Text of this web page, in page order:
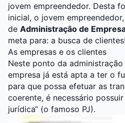
jovem empreendedor. Desta
inicial, o jovem
de Administração de
meta para: a busca de clientes!
As empresas e os clientes
Neste ponto da
empresa já está apta a ter o
para que possa efetuar as
coerente, é necessário
jurídica“ (o famoso PJ).